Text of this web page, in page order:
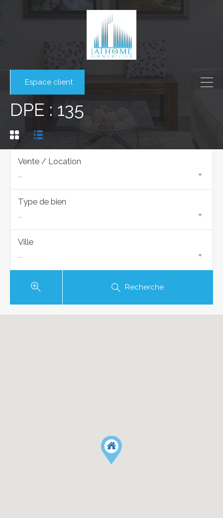
Espace client
DPE : 135
Vente / Location
...
Type de bien
...
Ville
...
Recherche